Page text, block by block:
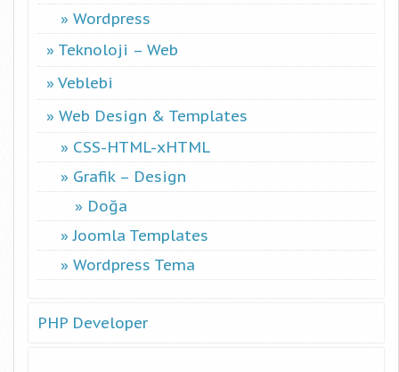
Wordpress
Teknoloji – Web
Veblebi
Web Design & Templates
CSS-HTML-xHTML
Grafik – Design
Doğa
Joomla Templates
Wordpress Tema
PHP Developer